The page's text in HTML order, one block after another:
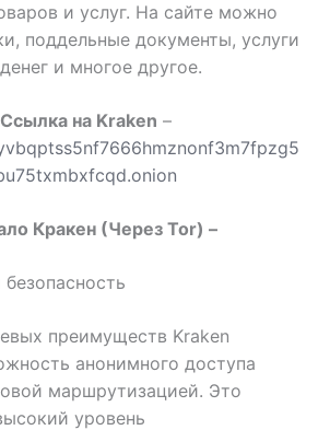
и услуг. На сайте можно
поддельные документы, услуги
и многое другое.
Cсылка на Kraken –
Кракен (Через Tor) –
преимуществ Kraken
анонимного доступа
маршрутизацией. Это
уровень